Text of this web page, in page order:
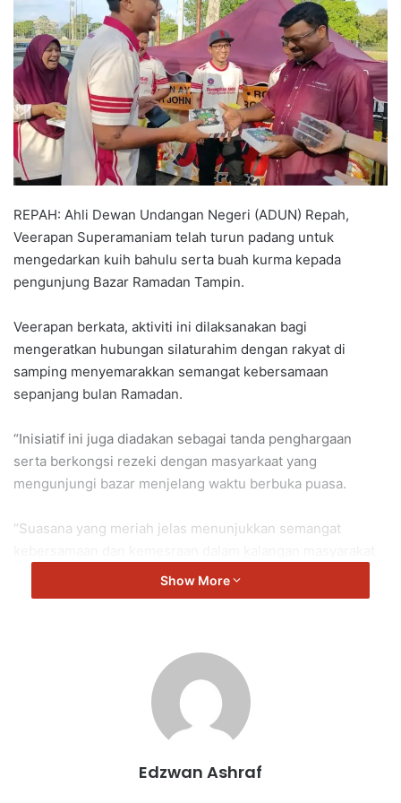
a
n
e
m
a
i
l
REPAH: Ahli Dewan Undangan Negeri (ADUN) Repah,
Veerapan Superamaniam telah turun padang untuk
mengedarkan kuih bahulu serta buah kurma kepada
pengunjung Bazar Ramadan Tampin.
Veerapan berkata, aktiviti ini dilaksanakan bagi
mengeratkan hubungan silaturahim dengan rakyat di
samping menyemarakkan semangat kebersamaan
sepanjang bulan Ramadan.
“Inisiatif ini juga diadakan sebagai tanda penghargaan
serta berkongsi rezeki dengan masyarkaat yang
mengunjungi bazar menjelang waktu berbuka puasa.
“Suasana yang meriah jelas menunjukkan semangat
setempat,” kata Veraapan.Show More
Edzwan Ashraf